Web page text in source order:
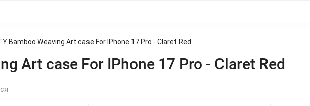
Bamboo Weaving Art case For IPhone 17 Pro - Claret Red
Art case For IPhone 17 Pro - Claret Red